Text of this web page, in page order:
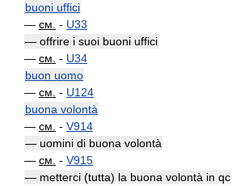
buoni uffici
— см. - U33
— offrire i suoi buoni uffici
— см. - U34
buon uomo
— см. - U124
buona volontà
— см. - V914
— uomini di buona volontà
— см. - V915
— metterci (tutta) la buona volontà in qc